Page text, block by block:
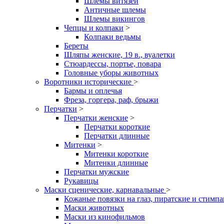
Античные шлемы
Шлемы викингов
Чепцы и колпаки >
Колпаки ведьмы
Береты
Шляпы женские, 19 в., вуалетки
Стюардессы, портье, повара
Головные уборы животных
Воротники исторические >
Бармы и оплечья
Фреза, горгера, раф, брыжи
Перчатки >
Перчатки женские >
Перчатки короткие
Перчатки длинные
Митенки >
Митенки короткие
Митенки длинные
Перчатки мужские
Рукавицы
Маски сценические, карнавальные >
Кожаные повязки на глаз, пиратские и
Маски животных
Маски из кинофильмов